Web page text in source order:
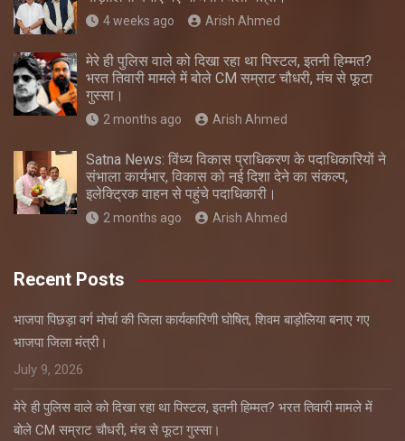
4 weeks ago Arish Ahmed
मेरे ही पुलिस वाले को दिखा रहा था पिस्टल, इतनी हिम्मत?
भरत तिवारी मामले में बोले CM सम्राट चौधरी, मंच से फूटा
गुस्सा।
2 months ago Arish Ahmed
Satna News: विंध्य विकास प्राधिकरण के पदाधिकारियों ने
संभाला कार्यभार, विकास को नई दिशा देने का संकल्प,
इलेक्ट्रिक वाहन से पहुंचे पदाधिकारी।
2 months ago Arish Ahmed
Recent Posts
भाजपा पिछड़ा वर्ग मोर्चा की जिला कार्यकारिणी घोषित, शिवम बाड़ोलिया बनाए गए
भाजपा जिला मंत्री।
July 9, 2026
मेरे ही पुलिस वाले को दिखा रहा था पिस्टल, इतनी हिम्मत? भरत तिवारी मामले में
बोले CM सम्राट चौधरी, मंच से फूटा गुस्सा।